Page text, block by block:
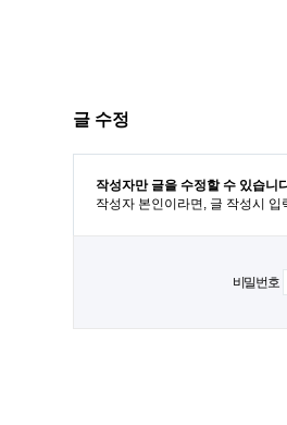
글 수정
작성자만 글을 수정할 수 있습니
작성자 본인이라면, 글 작성시
비밀번호